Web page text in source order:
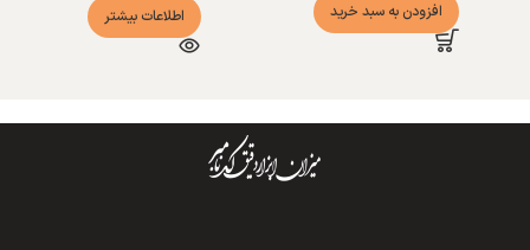
افزودن به سبد خرید اطلاعات بیشتر